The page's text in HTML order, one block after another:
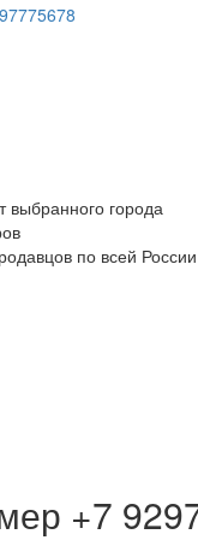
выбранного города
по всей России
+7